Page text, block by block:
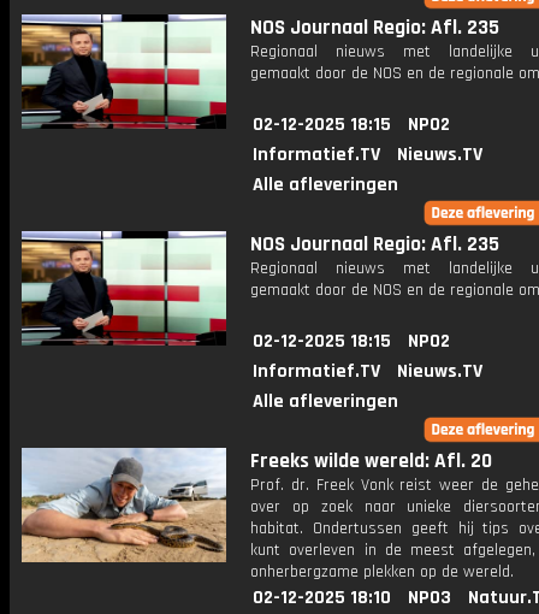
NOS Journaal Regio: Afl. 235
Regionaal nieuws met landelijke
gemaakt door de NOS en de regionale
02-12-2025 18:15
NPO2
Informatief.TV
Nieuws.TV
Alle afleveringen
NOS Journaal Regio: Afl. 235
Regionaal nieuws met landelijke
gemaakt door de NOS en de regionale
02-12-2025 18:15
NPO2
Informatief.TV
Nieuws.TV
Alle afleveringen
Freeks wilde wereld: Afl. 20
Prof. dr. Freek Vonk reist weer de
over op zoek naar unieke
habitat. Ondertussen geeft hij tips
kunt overleven in de meest
onherbergzame plekken op de wereld.
02-12-2025 18:10 NPO3